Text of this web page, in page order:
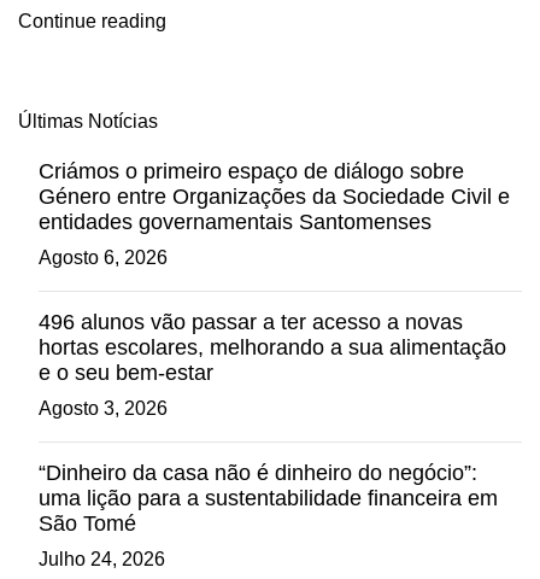
Continue reading
Últimas Notícias
Criámos o primeiro espaço de diálogo sobre
Género entre Organizações da Sociedade Civil e
entidades governamentais Santomenses
Agosto 6, 2026
496 alunos vão passar a ter acesso a novas
hortas escolares, melhorando a sua alimentação
e o seu bem-estar
Agosto 3, 2026
“Dinheiro da casa não é dinheiro do negócio”:
uma lição para a sustentabilidade financeira em
São Tomé
Julho 24, 2026